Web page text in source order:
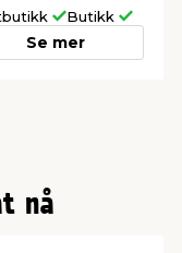
Butikk
Se mer
nå